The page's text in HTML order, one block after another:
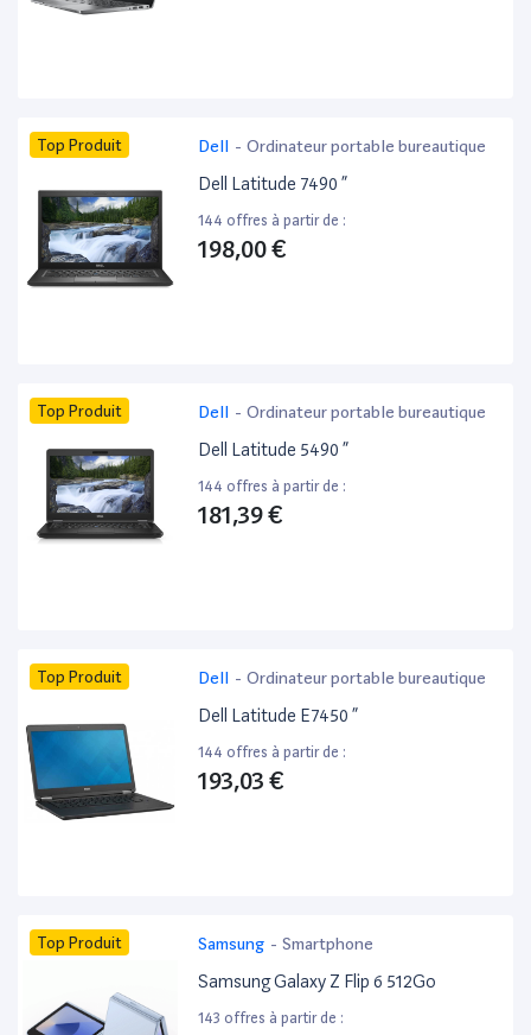
Top Produit Dell - Ordinateur portable bureautique
Dell Latitude 7490 ”
144 offres à partir de :
198,00 €
Top Produit Dell - Ordinateur portable bureautique
Dell Latitude 5490 ”
144 offres à partir de :
181,39 €
Top Produit Dell - Ordinateur portable bureautique
Dell Latitude E7450 ”
144 offres à partir de :
193,03 €
Top Produit Samsung - Smartphone
Samsung Galaxy Z Flip 6 512Go
143 offres à partir de :